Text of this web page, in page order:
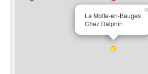
La Motte-en-Bauges
Chez Dalphin
×